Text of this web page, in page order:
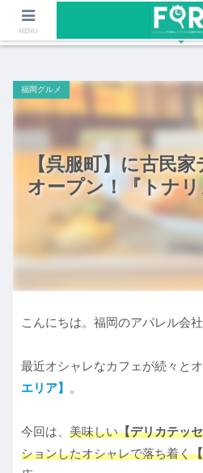
ファッションや福岡のワクワ
【呉服町】に古民
オープン！『トナ
福岡グルメ
こんにちは。福岡のアパレル会
最近オシャレなカフェが続々と
エリア】
。
今回は、 美味しい【デリカテッ
ションしたオシャレで落ち着く
MENU